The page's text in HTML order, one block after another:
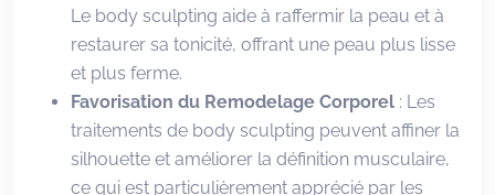
Le body sculpting aide à raffermir la peau et à
restaurer sa tonicité, offrant une peau plus lisse
et plus ferme.
Favorisation du Remodelage Corporel : Les
traitements de body sculpting peuvent affiner la
silhouette et améliorer la définition musculaire,
ce qui est particulièrement apprécié par les